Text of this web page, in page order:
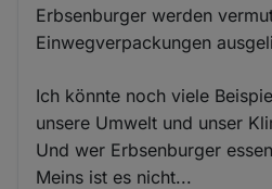
Erbsenburger werden
Einwegverpackungen
Ich könnte noch viele
unsere Umwelt und unser
Und wer Erbsenburger
Meins ist es nicht...